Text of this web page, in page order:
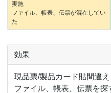
実施
ファイル、帳表、伝票が混在してい
た
効果
現品票/製品カード貼間違
ファイル、帳表、伝票を